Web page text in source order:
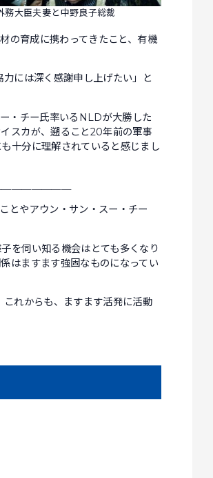
務大臣夫妻と中野良子総裁
の育成に携わってきたこと、有機
には深く感謝申し上げたい」と
・チー氏率いるNLDが大勝した
スカが、遡ること20年前の軍事
十分に理解されていると感じまし
とやアウン・サン・スー・チー
を伺い知る機会はとても多くなり
はますます強固なものになってい
れからも、ますます活発に活動